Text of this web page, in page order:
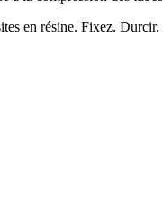
en résine. Fixez.